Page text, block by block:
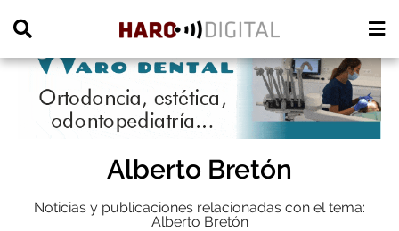
Alberto Bretón
Noticias y publicaciones relacionadas con el tema:
Alberto Bretón